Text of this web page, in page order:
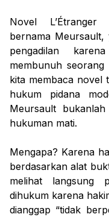
Novel L’Étranger
bernama Meursault,
pengadilan
membunuh
kita membaca novel
hukum pidana
Meursault
hukuman mati.
Mengapa? Karena
berdasarkan alat
melihat langsung
dihukum karena
dianggap “tidak